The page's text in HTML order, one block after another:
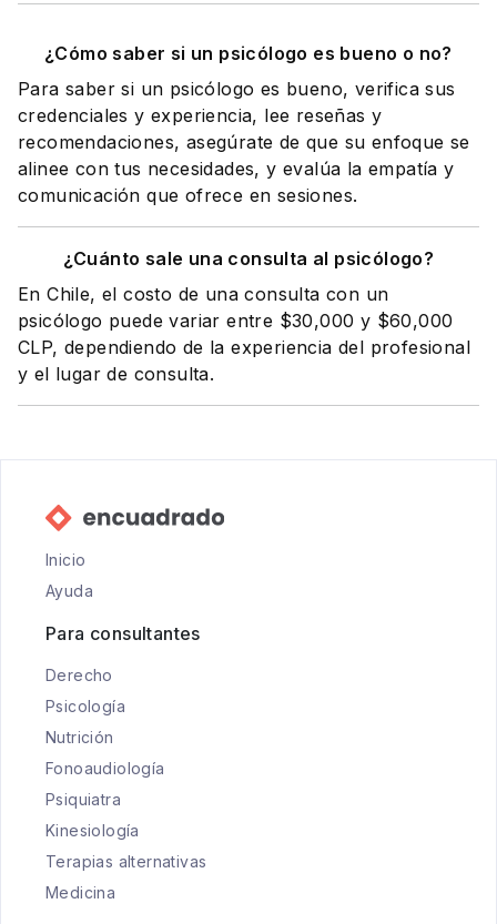
¿Cómo saber si un psicólogo es bueno o no?
Para saber si un psicólogo es bueno, verifica sus
credenciales y experiencia, lee reseñas y
recomendaciones, asegúrate de que su enfoque se
alinee con tus necesidades, y evalúa la empatía y
comunicación que ofrece en sesiones.
¿Cuánto sale una consulta al psicólogo?
En Chile, el costo de una consulta con un
psicólogo puede variar entre $30,000 y $60,000
CLP, dependiendo de la experiencia del profesional
y el lugar de consulta.
Inicio
Ayuda
Para consultantes
Derecho
Psicología
Nutrición
Fonoaudiología
Psiquiatra
Kinesiología
Terapias alternativas
Medicina